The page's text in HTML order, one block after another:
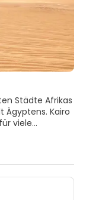
Städte Afrikas
Ägyptens. Kairo
viele
europäisch
stark geprägt
der Welt